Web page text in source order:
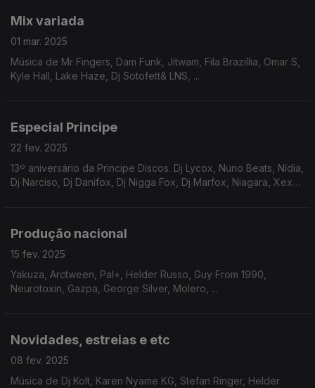
Mix variada
01 mar. 2025
Música de Mr Fingers, Dam Funk, Jitwam, Fila Brazillia, Omar S,
Kyle Hall, Lake Haze, Dj Sotofett& LNS, ...
Especial Principe
22 fev. 2025
13º aniversário da Principe Discos. Dj Lycox, Nuno Beats, Nídia,
Dj Narciso, Dj Danifox, Dj Nigga Fox, Dj Marfox, Niagara, Xexa,
Produção nacional
15 fev. 2025
Yakuza, Arctween, Pal+, Helder Russo, Guy From 1990,
Neurotoxin, Gazpa, George Silver, Molero, ...
Novidades, estreias e etc
08 fev. 2025
Música de Dj Kolt, Karen Nyame KG, Stefan Ringer, Helder